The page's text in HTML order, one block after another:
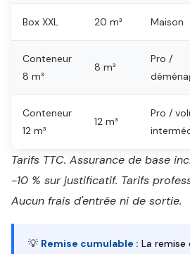
Box XXL 20 m³ Maison
Conteneur
8 m³
8 m³
Pro /
Conteneur
12 m³
12 m³
Pro /
Tarifs TTC. Assurance de base
-10 % sur justificatif. Tarifs
Aucun frais d'entrée ni de sortie.
💡 Remise cumulable : La